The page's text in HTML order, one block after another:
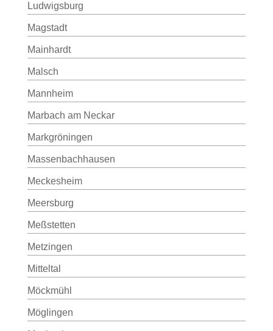
Ludwigsburg
Magstadt
Mainhardt
Malsch
Mannheim
Marbach am Neckar
Markgröningen
Massenbachhausen
Meckesheim
Meersburg
Meßstetten
Metzingen
Mitteltal
Möckmühl
Möglingen